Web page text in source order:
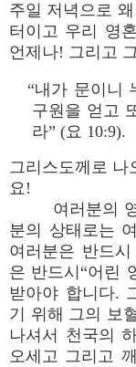
주일 저녁으로
터이고 우리 영
언제나! 그리고
“내가 문이니
구원을 얻고
라” (요 10:9).
그리스도께로 나
요!
여러분의
분의 상태로는
여러분은 반드
은 반드시“어린
받아야 합니다.
기 위해 그의 보
나셔서 천국의
오세고 그리고